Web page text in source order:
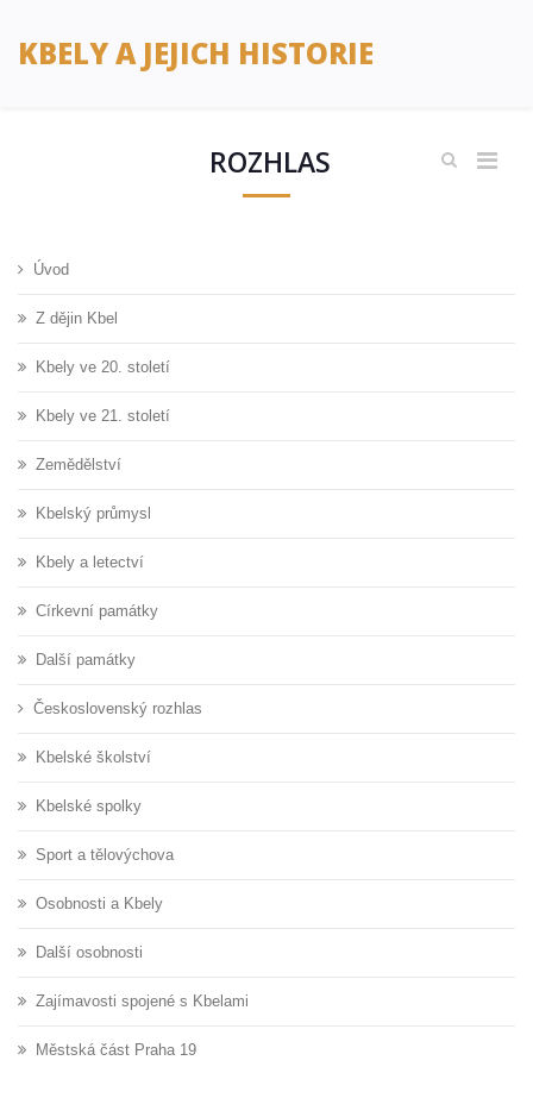
KBELY A JEJICH HISTORIE
ROZHLAS
Úvod
Z dějin Kbel
Kbely ve 20. století
Kbely ve 21. století
Zemědělství
Kbelský průmysl
Kbely a letectví
Církevní památky
Další památky
Československý rozhlas
Kbelské školství
Kbelské spolky
Sport a tělovýchova
Osobnosti a Kbely
Další osobnosti
Zajímavosti spojené s Kbelami
Městská část Praha 19